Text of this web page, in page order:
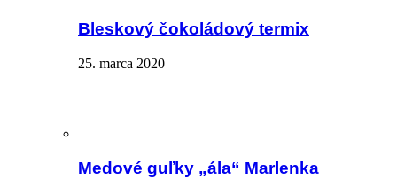
Bleskový čokoládový termix
25. marca 2020
Medové guľky „ála“ Marlenka